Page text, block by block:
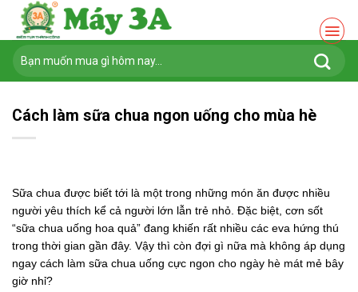
Chuyển
nội
dung
Tìm
kiếm:
Cách làm sữa chua ngon uống cho mùa hè
Sữa chua được biết tới là một trong những món ăn được nhiều
người yêu thích kể cả người lớn lẫn trẻ nhỏ. Đặc biệt, cơn sốt
“sữa chua uống hoa quả” đang khiến rất nhiều các eva hứng thú
trong thời gian gần đây. Vậy thì còn đợi gì nữa mà không áp dụng
ngay cách làm sữa chua uống cực ngon cho ngày hè mát mẻ bây
giờ nhỉ?